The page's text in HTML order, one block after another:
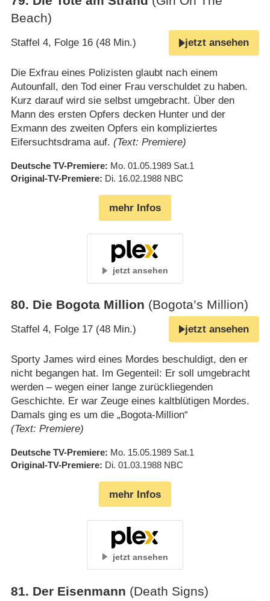
Beach)
Staffel 4, Folge 16 (48 Min.) jetzt ansehen
Die Exfrau eines Polizisten glaubt nach einem
Autounfall, den Tod einer Frau verschuldet zu haben.
Kurz darauf wird sie selbst umgebracht. Über den
Mann des ersten Opfers decken Hunter und der
Exmann des zweiten Opfers ein kompliziertes
Eifersuchtsdrama auf. (Text: Premiere)
Deutsche TV-Premiere Mo. 01.05.1989 Sat.1
Original-TV-Premiere Di. 16.02.1988 NBC
mehr Infos
jetzt ansehen
80. Die Bogota Million (Bogota’s Million)
Staffel 4, Folge 17 (48 Min.) jetzt ansehen
Sporty James wird eines Mordes beschuldigt, den er
nicht begangen hat. Im Gegenteil: Er soll umgebracht
werden – wegen einer lange zurückliegenden
Geschichte. Er war Zeuge eines kaltblütigen Mordes.
Damals ging es um die „Bogota-Million“
(Text: Premiere)
Deutsche TV-Premiere Mo. 15.05.1989 Sat.1
Original-TV-Premiere Di. 01.03.1988 NBC
mehr Infos
jetzt ansehen
81. Der Eisenmann (Death Signs)